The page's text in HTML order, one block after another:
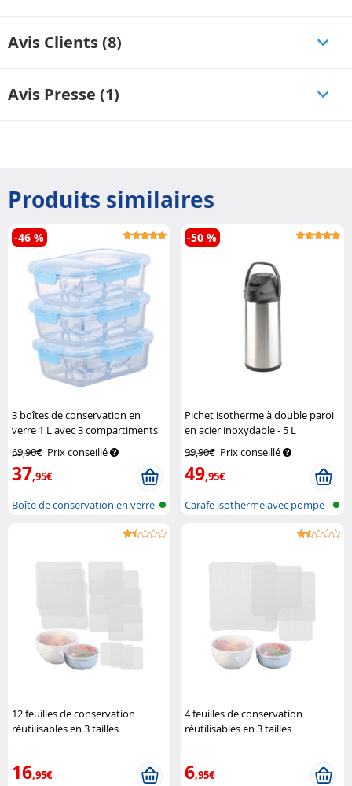
Avis Clients (8)
Avis Presse (1)
Produits similaires
3 boîtes de conservation en
verre 1 L avec 3 compartiments
Rosenstein &
Söhne
69,90€ Prix conseillé
37,95€
-46 %
Boîte de conservation en verre
Pichet isotherme à double paroi
en acier inoxydable - 5 L
Rosenstein & Söhne
99,90€ Prix conseillé
49,95€
-50 %
Carafe isotherme avec pompe
12 feuilles de conservation
réutilisables en 3 tailles
16,95€
4 feuilles de conservation
réutilisables en 3 tailles
6,95€